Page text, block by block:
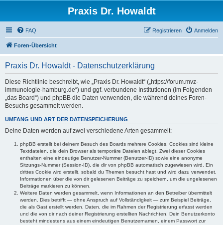
Praxis Dr. Howaldt
FAQ Anmelden
Registrieren
Foren-Übersicht
Praxis Dr. Howaldt - Datenschutzerklärung
Diese Richtlinie beschreibt, wie „Praxis Dr. Howaldt“ („https://forum.mvz-
immunologie-hamburg.de“) und ggf. verbundene Institutionen (im Folgenden
„das Board“) und phpBB die Daten verwenden, die während deines Foren-
Besuchs gesammelt werden.
UMFANG UND ART DER DATENSPEICHERUNG
Deine Daten werden auf zwei verschiedene Arten gesammelt:
phpBB erstellt bei deinem Besuch des Boards mehrere Cookies. Cookies sind kleine
Textdateien, die dein Browser als temporäre Dateien ablegt. Zwei dieser Cookies
enthalten eine eindeutige Benutzer-Nummer (Benutzer-ID) sowie eine anonyme
Sitzungs-Nummer (Session-ID), die dir von phpBB automatisch zugewiesen wird. Ein
drittes Cookie wird erstellt, sobald du Themen besucht hast und wird dazu verwendet,
Informationen über die von dir gelesenen Beiträge zu speichern, um die ungelesenen
Beiträge markieren zu können.
Weitere Daten werden gesammelt, wenn Informationen an den Betreiber übermittelt
werden. Dies betrifft — ohne Anspruch auf Vollständigkeit — zum Beispiel Beiträge,
die als Gast erstellt werden, Daten, die im Rahmen der Registrierung erfasst werden
und die von dir nach deiner Registrierung erstellten Nachrichten. Dein Benutzerkonto
besteht mindestens aus einem eindeutigen Benutzernamen, einem Passwort zur